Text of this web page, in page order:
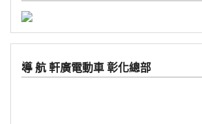
導 航 軒廣電動車 彰化總部